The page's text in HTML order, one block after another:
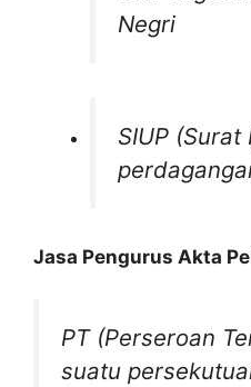
Negri
SIUP (Surat
Jasa Pengurus Akta
PT (Perseroan
suatu